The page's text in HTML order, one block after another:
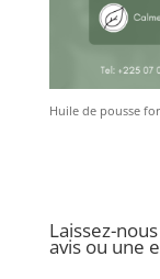
Huile de pousse
Laissez-
avis ou une